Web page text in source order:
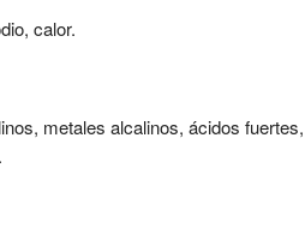
calor.
metales alcalinos, ácidos